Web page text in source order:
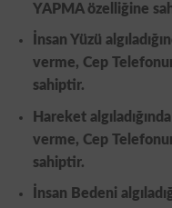
YAPMA özelliğine
İnsan Yüzü
verme, Cep
sahiptir.
Hareket
verme, Cep
sahiptir.
İnsan Bedeni